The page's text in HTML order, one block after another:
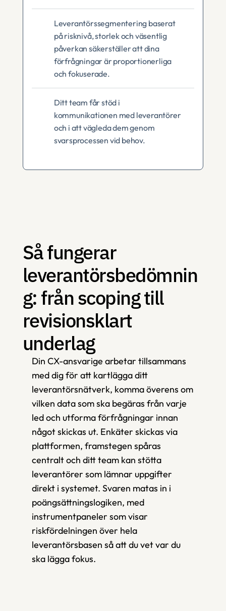
Leverantörssegmentering baserat
på risknivå, storlek och väsentlig
påverkan säkerställer att dina
förfrågningar är proportionerliga
och fokuserade.
Ditt team får stöd i
kommunikationen med leverantörer
och i att vägleda dem genom
svarsprocessen vid behov.
Så fungerar
leverantörsbedömnin
g: från scoping till
revisionsklart
underlag
Din CX-ansvarige arbetar tillsammans
med dig för att kartlägga ditt
leverantörsnätverk, komma överens om
vilken data som ska begäras från varje
led och utforma förfrågningar innan
något skickas ut. Enkäter skickas via
plattformen, framstegen spåras
centralt och ditt team kan stötta
leverantörer som lämnar uppgifter
direkt i systemet. Svaren matas in i
poängsättningslogiken, med
instrumentpaneler som visar
riskfördelningen över hela
leverantörsbasen så att du vet var du
ska lägga fokus.